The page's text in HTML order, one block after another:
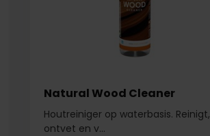
Natural Wood Cleaner
Houtreiniger op waterbasis. Reinigt,
ontvet en v...